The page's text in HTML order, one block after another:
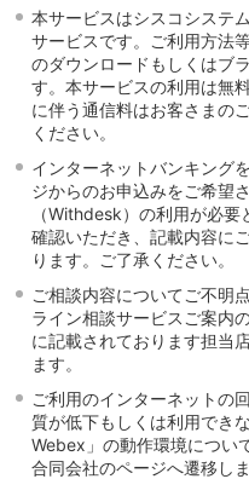
東京都
神奈川県
新潟県
富山県
石川県
山梨県
長野県
東海／近畿
岐阜県
静岡県
三重県
滋賀県
京都府
大阪府
兵庫県
奈良県
和歌山県
本サービスはシスコシステ
サービスです。ご利用方法
のダウンロードもしくはブ
す。本サービスの利用は無
に伴う通信料はお客さまの
ください。
インターネットバンキング
ジからのお申込みをご希望
（Withdesk）の利用が必要
確認いただき、記載内容に
ります。ご了承ください。
ご相談内容についてご不明
ライン相談サービスご案内
に記載されております担当
ます。
ご利用のインターネットの
質が低下もしくは利用でき
Webex」の動作環境につい
合同会社のページへ遷移し